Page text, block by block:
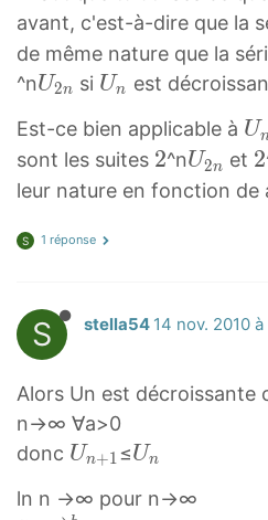
avant, c'est-à-dire que la
de même nature que la
^nU
n
U
_
}
U2n si U
U
_
n
Un est
Est-ce bien applicable à U
n
U
U
sont les suites 2
2
2^nU
2
2
}
U2n et 2
2
2
leur nature en fonction de
S 1 réponse
S stella54 14 nov. 2010 à
Alors Un est décroissante
n→∞ ∀a>0
donc U
+
Un+1≤U
U
Un
ln n →∞ pour n→∞